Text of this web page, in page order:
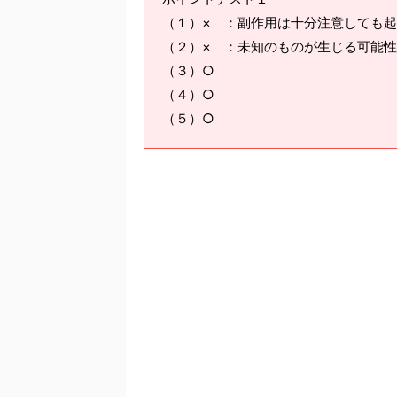
（１）× ：副作用は十分注意しても起
（２）× ：未知のものが生じる可能性
（３）○
（４）○
（５）○